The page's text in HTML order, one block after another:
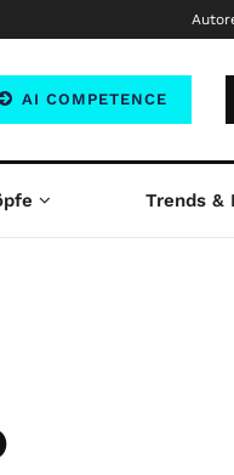
AI COMPETENCE
Trends &